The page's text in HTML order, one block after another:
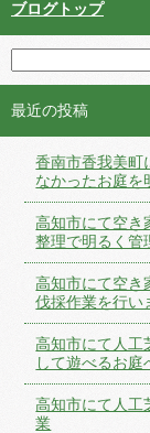
ブログトップ
最近の投稿
香南市香我美町
なかったお庭を
高知市にて空き
整理で明るく管
高知市にて空き
伐採作業を行い
高知市にて人工
して遊べるお庭
高知市にて人工
業